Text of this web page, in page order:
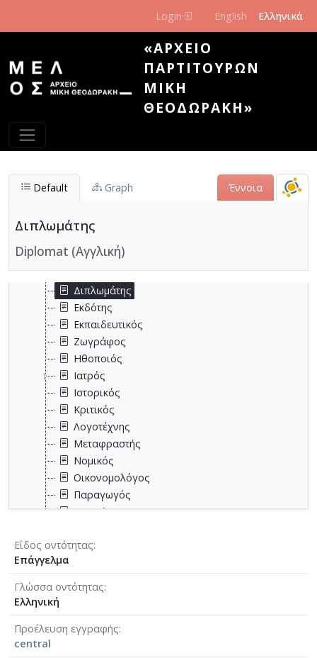
Login English Ελληνικά
«ΑΡΧΕΊΟ
ΠΑΡΤΙΤΟΎΡΩΝ
ΜΊΚΗ
ΘΕΟΔΩΡΆΚΗ»
Default Graph Έννοια
Διπλωμάτης
Diplomat (Αγγλική)
Επάγγελμα
Αρχαιολόγος
Αρχιτέκτονας
Βιβλιοθηκονόμος
Δημοσιογράφος
Δικηγόρος
Διπλωμάτης
Εκδότης
Εκπαιδευτικός
Ζωγράφος
Ηθοποιός
Ιατρός
Ιστορικός
Κριτικός
Λογοτέχνης
Μεταφραστής
Νομικός
Οικονομολόγος
Παραγωγός
Ποιητής
Σεναριογράφος
Σκηνοθέτης
Στρατιωτικός
Φιλόλογος
Είδος οντότητας
Επάγγελμα
Γλώσσα οντότητας
Ελληνική
Προέλευση εγγραφής
central